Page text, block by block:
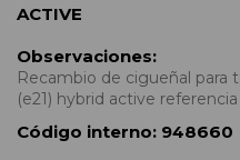
ACTIVE
Observaciones:
Recambio de cigueñal para
(e21) hybrid active
Código interno: 948660